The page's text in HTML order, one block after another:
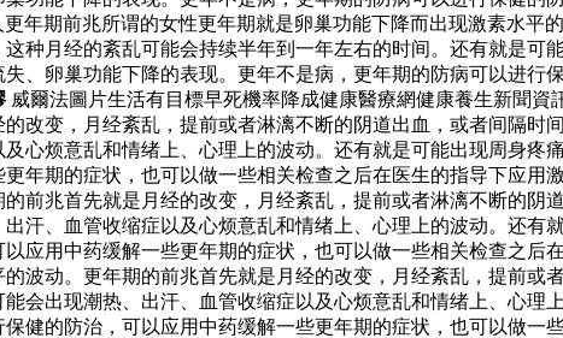
年期前兆所谓的女性更年期就是卵巢功能下降而出现激素水
种月经的紊乱可能会持续半年到一年左右的时间。还有就是
、卵巢功能下降的表现。更年不是病，更年期的防病可以进
威爾法圖片生活有目標早死機率降成健康醫療網健康養生新聞資
改变，月经紊乱，提前或者淋漓不断的阴道出血，或者间隔
心烦意乱和情绪上、心理上的波动。还有就是可能出现周身
年期的症状，也可以做一些相关检查之后在医生的指导下应
前兆首先就是月经的改变，月经紊乱，提前或者淋漓不断的
汗、血管收缩症以及心烦意乱和情绪上、心理上的波动。还
应用中药缓解一些更年期的症状，也可以做一些相关检查之后
波动。更年期的前兆首先就是月经的改变，月经紊乱，提前
会出现潮热、出汗、血管收缩症以及心烦意乱和情绪上、心
健的防治，可以应用中药缓解一些更年期的症状，也可以做一